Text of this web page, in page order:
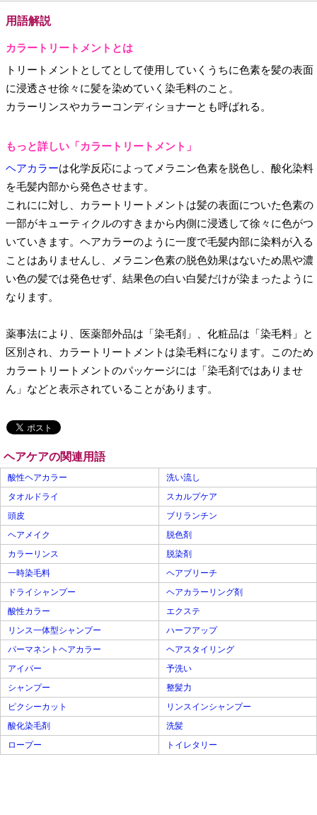
用語解説
カラートリートメントとは
トリートメントとしてとして使用していくうちに色素を髪の表面
に浸透させ徐々に髪を染めていく染毛料のこと。
カラーリンスやカラーコンディショナーとも呼ばれる。
もっと詳しい「カラートリートメント」
ヘアカラーは化学反応によってメラニン色素を脱色し、酸化染料
を毛髪内部から発色させます。
これにに対し、カラートリートメントは髪の表面についた色素の
一部がキューティクルのすきまから内側に浸透して徐々に色がつ
いていきます。ヘアカラーのように一度で毛髪内部に染料が入る
ことはありませんし、メラニン色素の脱色効果はないため黒や濃
い色の髪では発色せず、結果色の白い白髪だけが染まったように
なります。
薬事法により、医薬部外品は「染毛剤」、化粧品は「染毛料」と
区別され、カラートリートメントは染毛料になります。このため
カラートリートメントのパッケージには「染毛剤ではありませ
ん」などと表示されていることがあります。
ヘアケアの関連用語
酸性ヘアカラー
洗い流し
タオルドライ
スカルプケア
頭皮
ブリランチン
ヘアメイク
脱色剤
カラーリンス
脱染剤
一時染毛料
ヘアブリーチ
ドライシャンプー
ヘアカラーリング剤
酸性カラー
エクステ
リンス一体型シャンプー
ハーフアップ
パーマネントヘアカラー
ヘアスタイリング
アイパー
予洗い
シャンプー
整髪力
ピクシーカット
リンスインシャンプー
酸化染毛剤
洗髪
ロープー
トイレタリー